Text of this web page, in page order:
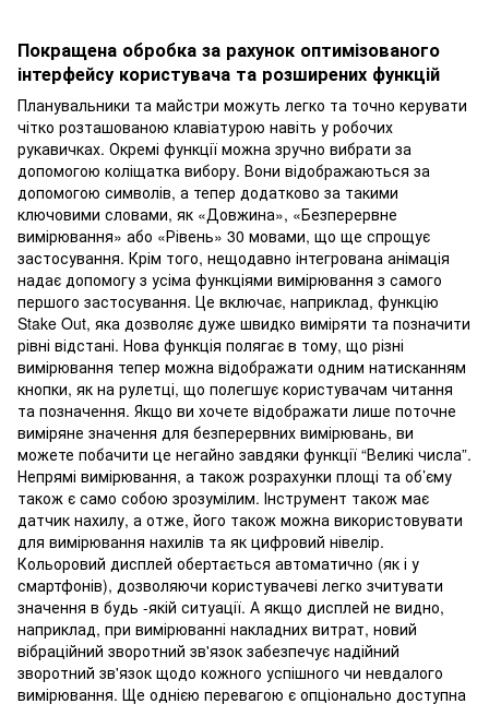
Покращена обробка за рахунок оптимізованого
інтерфейсу користувача та розширених функцій
Планувальники та майстри можуть легко та точно керувати
чітко розташованою клавіатурою навіть у робочих
рукавичках. Окремі функції можна зручно вибрати за
допомогою коліщатка вибору. Вони відображаються за
допомогою символів, а тепер додатково за такими
ключовими словами, як «Довжина», «Безперервне
вимірювання» або «Рівень» 30 мовами, що ще спрощує
застосування. Крім того, нещодавно інтегрована анімація
надає допомогу з усіма функціями вимірювання з самого
першого застосування. Це включає, наприклад, функцію
Stake Out, яка дозволяє дуже швидко виміряти та позначити
рівні відстані. Нова функція полягає в тому, що різні
вимірювання тепер можна відображати одним натисканням
кнопки, як на рулетці, що полегшує користувачам читання
та позначення. Якщо ви хочете відображати лише поточне
виміряне значення для безперервних вимірювань, ви
можете побачити це негайно завдяки функції “Великі числа”.
Непрямі вимірювання, а також розрахунки площі та об’єму
також є само собою зрозумілим. Інструмент також має
датчик нахилу, а отже, його також можна використовувати
для вимірювання нахилів та як цифровий нівелір.
Кольоровий дисплей обертається автоматично (як і у
смартфонів), дозволяючи користувачеві легко зчитувати
значення в будь -якій ситуації. А якщо дисплей не видно,
наприклад, при вимірюванні накладних витрат, новий
вібраційний зворотний зв'язок забезпечує надійний
зворотний зв'язок щодо кожного успішного чи невдалого
вимірювання. Ще однією перевагою є опціонально доступна